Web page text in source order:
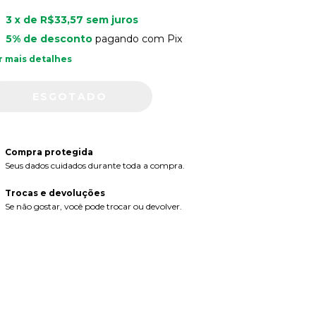
3 x de R$33,57 sem juros
5% de descontopagando com Pix
mais detalhes
Compra protegida
Seus dados cuidados durante toda a compra.
Trocas e devoluções
Se não gostar, você pode trocar ou devolver.